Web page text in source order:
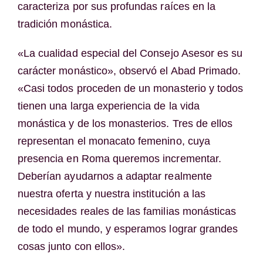
caracteriza por sus profundas raíces en la
tradición monástica.
«La cualidad especial del Consejo Asesor es su
carácter monástico», observó el Abad Primado.
«Casi todos proceden de un monasterio y todos
tienen una larga experiencia de la vida
monástica y de los monasterios. Tres de ellos
representan el monacato femenino, cuya
presencia en Roma queremos incrementar.
Deberían ayudarnos a adaptar realmente
nuestra oferta y nuestra institución a las
necesidades reales de las familias monásticas
de todo el mundo, y esperamos lograr grandes
cosas junto con ellos».